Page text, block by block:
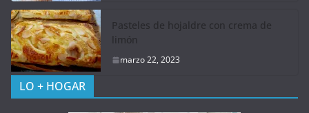
Pasteles de hojaldre con crema de
limón
marzo 22, 2023
LO + HOGAR